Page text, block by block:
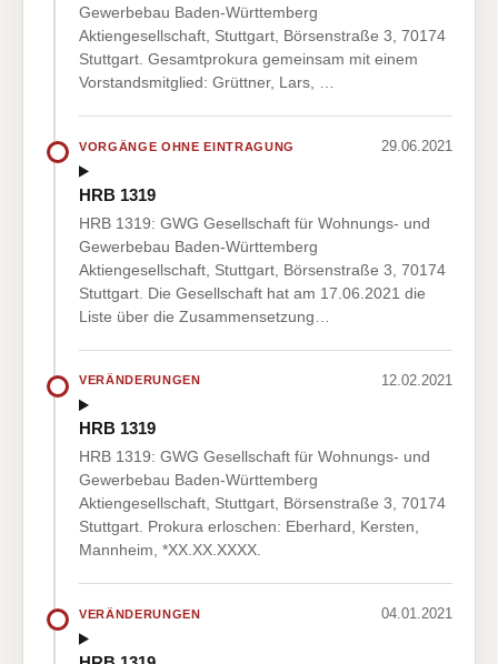
Gewerbebau Baden-Württemberg
Aktiengesellschaft, Stuttgart, Börsenstraße 3, 70174
Stuttgart. Gesamtprokura gemeinsam mit einem
Vorstandsmitglied: Grüttner, Lars, …
VORGÄNGE OHNE EINTRAGUNG 29.06.2021
HRB 1319
HRB 1319: GWG Gesellschaft für Wohnungs- und
Gewerbebau Baden-Württemberg
Aktiengesellschaft, Stuttgart, Börsenstraße 3, 70174
Stuttgart. Die Gesellschaft hat am 17.06.2021 die
Liste über die Zusammensetzung…
VERÄNDERUNGEN 12.02.2021
HRB 1319
HRB 1319: GWG Gesellschaft für Wohnungs- und
Gewerbebau Baden-Württemberg
Aktiengesellschaft, Stuttgart, Börsenstraße 3, 70174
Stuttgart. Prokura erloschen: Eberhard, Kersten,
Mannheim, *XX.XX.XXXX.
VERÄNDERUNGEN 04.01.2021